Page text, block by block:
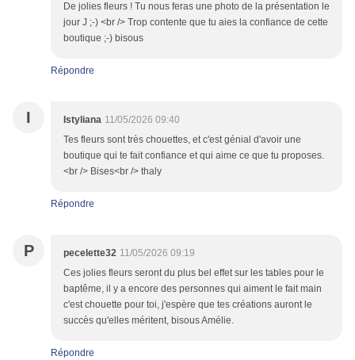
De jolies fleurs ! Tu nous feras une photo de la présentation le
jour J ;-) <br /> Trop contente que tu aies la confiance de cette
boutique ;-) bisous
Répondre
I Istyliana 11/05/2026 09:40
Tes fleurs sont très chouettes, et c'est génial d'avoir une
boutique qui te fait confiance et qui aime ce que tu proposes.
<br /> Bises<br /> thaly
Répondre
P pecelette32 11/05/2026 09:19
Ces jolies fleurs seront du plus bel effet sur les tables pour le
baptême, il y a encore des personnes qui aiment le fait main
c'est chouette pour toi, j'espère que tes créations auront le
succès qu'elles méritent, bisous Amélie.
Répondre